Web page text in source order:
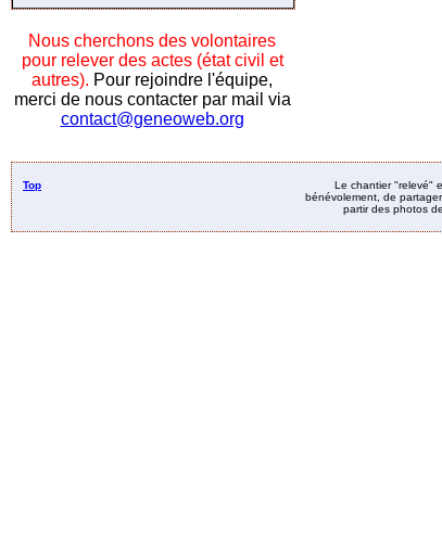
Nous cherchons des volontaires
pour relever des actes (état civil et
autres). Pour rejoindre l'équipe,
merci de nous contacter par mail via
contact@geneoweb.org
Top
Le chantier "relevé"
bénévolement, de
partir des photos